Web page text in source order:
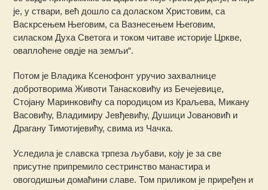
је, у ствари, већ дошло са доласком Христовим, са
Васкрсењем Његовим, са Вазнесењем Његовим,
силаском Духа Светога и током читаве историје Цркве,
оваплоћене овдје на земљи“.
Потом је Владика Ксенофонт уручио захвалнице
добротворима Животи Танасковићу из Бечејевице,
Стојану Маринковићу са породицом из Краљева, Микану
Васовићу, Владимиру Јевђевићу, Душици Јовановић и
Драгану Тимотијевићу, свима из Чачка.
Уследила је славска трпеза љубави, коју је за све
присутне припремило сестринство манастира и
овогодишњи домаћини славе. Том приликом је приређен и